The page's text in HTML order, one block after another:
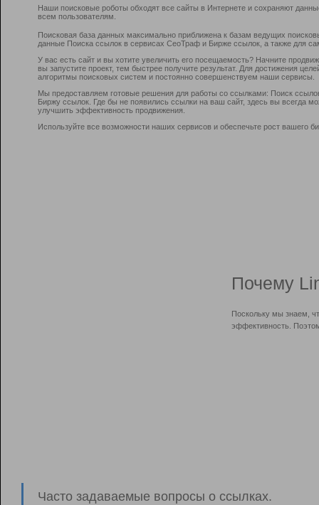
Наши поисковые роботы обходят все сайты в Интернете и сохраняют
всем пользователям.
Поисковая база данных максимально приближена к базам ведущих
данные Поиска ссылок в сервисах СеоТраф и Бирже ссылок, а также для
У вас есть сайт и вы хотите увеличить его посещаемость? Начните
вы запустите проект, тем быстрее получите результат. Для достижения
алгоритмы поисковых систем и постоянно совершенствуем наши сервисы.
Мы предоставляем готовые решения для работы со ссылками: Поиск
Биржу ссылок. Где бы не появились ссылки на ваш сайт, здесь вы всегда
улучшить эффективность продвижения.
Используйте все возможности наших сервисов и обеспечьте рост вашего
Почему
Поскольку мы знаем,
эффективность.
Часто задаваемые вопросы о ссылках.